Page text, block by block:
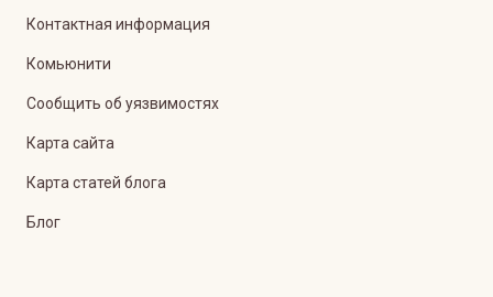
Контактная информация
Комьюнити
Сообщить об уязвимостях
Карта сайта
Карта статей блога
Блог